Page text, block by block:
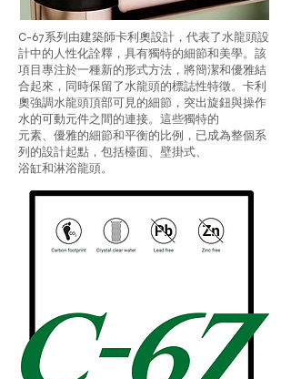
C-67系列由建築師卡利奧設計，代表了水龍頭設
計中的人性化詮釋，具有獨特的細節和美學。該
項目專注於一種新的形式方法，將簡潔和優雅結
合起來，同時保留了水龍頭的標誌性特徵。卡利
奧強調水龍頭頂部可見的細節，突出旋鈕與操作
水的可動元件之間的連接。這些獨特的
元素、優雅的細節和平衡的比例，已成為整個系
列的設計起點，包括檯面、壁掛式、
浴缸和淋浴龍頭。